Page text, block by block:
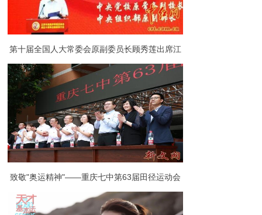
第十届全国人大常委会原副委员长顾秀莲出席江
苏中远助学帮老基金会成立十周年总结表彰大会
致敬"奥运精神"——重庆七中第63届田径运动会
拉开帷幕!